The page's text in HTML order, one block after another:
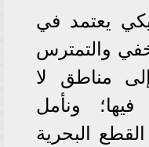
يعتمد في
والتمترس
إلى مناطق لا
ونأمل
البحرية